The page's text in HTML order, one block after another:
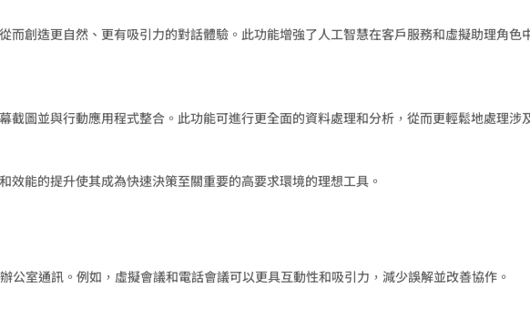
而創造更自然、更有吸引力的對話體驗。此功能增強了人工智慧在客戶服務和虛擬助理角色
截圖並與行動應用程式整合。此功能可進行更全面的資料處理和分析，從而更輕鬆地處理涉
效能的提升使其成為快速決策至關重要的高要求環境的理想工具。
公室通訊。例如，虛擬會議和電話會議可以更具互動性和吸引力，減少誤解並改善協作。